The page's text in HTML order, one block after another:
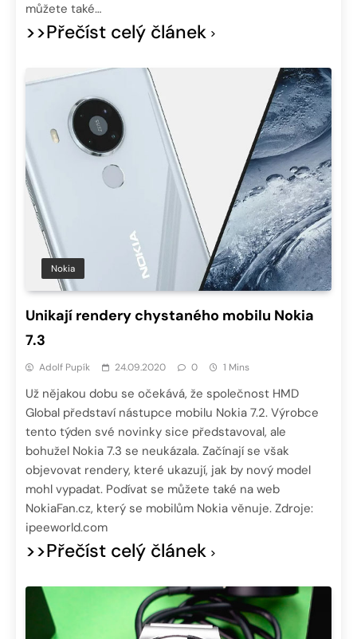
můžete také…
>>Přečíst celý článek
Nokia
Unikají rendery chystaného mobilu Nokia
7.3
Adolf Pupík 24.09.2020 0 1 Mins
Už nějakou dobu se očekává, že společnost HMD
Global představí nástupce mobilu Nokia 7.2. Výrobce
tento týden své novinky sice představoval, ale
bohužel Nokia 7.3 se neukázala. Začínají se však
objevovat rendery, které ukazují, jak by nový model
mohl vypadat. Podívat se můžete také na web
NokiaFan.cz, který se mobilům Nokia věnuje. Zdroje:
ipeeworld.com
>>Přečíst celý článek